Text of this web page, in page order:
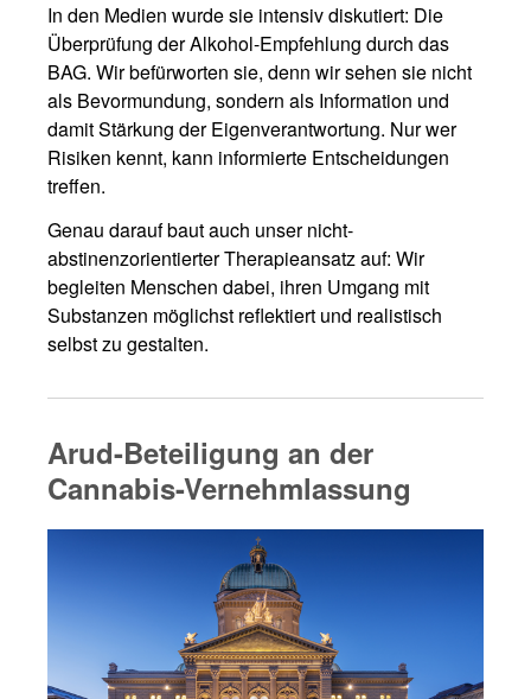
In den Medien wurde sie intensiv diskutiert: Die
Überprüfung der Alkohol-Empfehlung durch das
BAG. Wir befürworten sie, denn wir sehen sie nicht
als Bevormundung, sondern als Information und
damit Stärkung der Eigenverantwortung. Nur wer
Risiken kennt, kann informierte Entscheidungen
treffen.
Genau darauf baut auch unser nicht-
abstinenzorientierter Therapieansatz auf: Wir
begleiten Menschen dabei, ihren Umgang mit
Substanzen möglichst reflektiert und realistisch
selbst zu gestalten.
Arud-Beteiligung an der
Cannabis-Vernehmlassung